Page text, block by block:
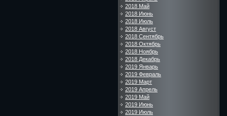
2018 Май
2018 Июнь
2018 Июль
2018 Август
2018 Сентябрь
2018 Октябрь
2018 Ноябрь
2018 Декабрь
2019 Январь
2019 Февраль
2019 Март
2019 Апрель
2019 Май
2019 Июнь
2019 Июль